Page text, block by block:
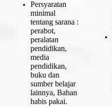
Persyaratan
minimal
tentang sarana :
perabot,
peralatan
pendidikan,
media
pendidikan,
buku dan
sumber belajar
lainnya, Bahan
habis pakai.